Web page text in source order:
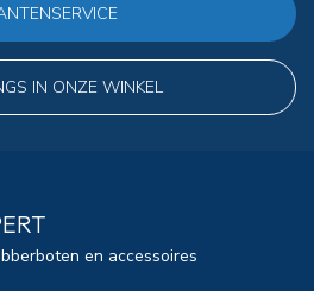
IN ONZE WINKEL
en accessoires